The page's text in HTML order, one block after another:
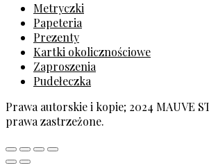
Metryczki
Papeteria
Prezenty
Kartki okolicznościowe
Zaproszenia
Pudełeczka
Prawa autorskie i kopie; 2024 MAUVE
prawa zastrzeżone.